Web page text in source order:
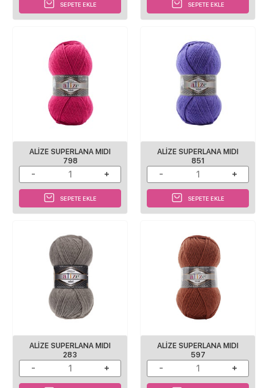
SEPETE EKLE SEPETE EKLE
ALIZE SUPERLANA MIDI
798
SEPETE EKLE
ALIZE SUPERLANA MIDI
851
SEPETE EKLE
ALIZE SUPERLANA MIDI
283
ALIZE SUPERLANA MIDI
597